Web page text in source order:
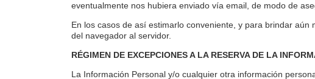
eventualmente nos hubiera enviado vía email, de modo de
En los casos de así estimarlo conveniente, y para brindar
del navegador al servidor.
RÉGIMEN DE EXCEPCIONES A LA RESERVA DE LA
La Información Personal y/o cualquier otra información